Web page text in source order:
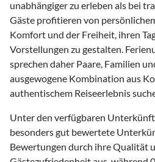
unabhängiger zu erleben als bei
Gäste profitieren von
Komfort und der Freiheit, ihren
Vorstellungen zu gestalten.
sprechen daher Paare, Familien
ausgewogene Kombination aus
authentischem Reiseerlebnis
Unter den verfügbaren
besonders gut bewertete
Bewertungen durch ihre Qualität